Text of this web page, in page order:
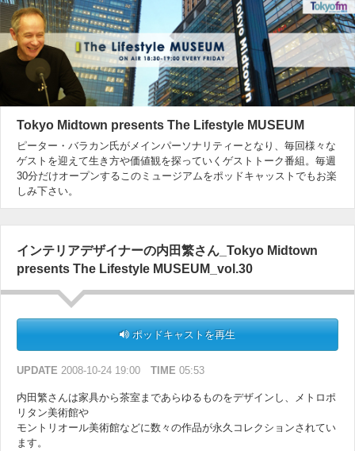
Tokyo Midtown presents The Lifestyle MUSEUM
ピーター・バラカン氏がメインパーソナリティーとなり、毎回様々な
ゲストを迎えて生き方や価値観を探っていくゲストトーク番組。毎週
30分だけオープンするこのミュージアムをポッドキャッストでもお楽
しみ下さい。
インテリアデザイナーの内田繁さん_Tokyo Midtown
presents The Lifestyle MUSEUM_vol.30
ポッドキャストを再生
UPDATE 2008-10-24 19:00 TIME 05:53
内田繁さんは家具から茶室まであらゆるものをデザインし、メトロポ
リタン美術館や
モントリオール美術館などに数々の作品が永久コレクションされてい
ます。